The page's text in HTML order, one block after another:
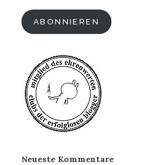
ABONNIEREN
Neueste Kommentare